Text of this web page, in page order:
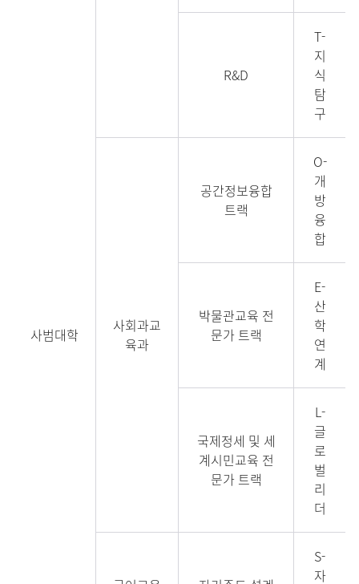
사범대학
R&D
T-
지
식
탐
구
사회과교
육과
공간정보융합
트랙
O-
개
방
융
합
박물관교육 전
문가 트랙
E-
산
학
연
계
국제정세 및 세
계시민교육 전
문가 트랙
L-
글
로
벌
리
더
S-
자